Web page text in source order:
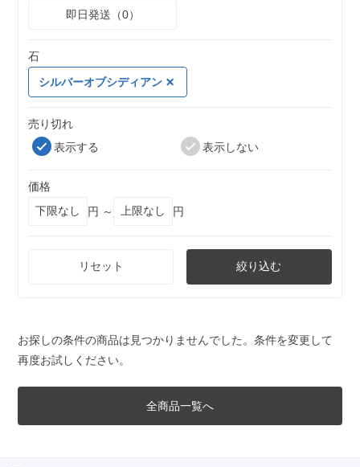
即日発送（0）
石
シルバーオブシディアン
売り切れ
表示する
表示しない
価格
円 ～
円
リセット 絞り込む
お探しの条件の商品は見つかりませんでした。条件を変更して
再度お試しください。
全商品一覧へ